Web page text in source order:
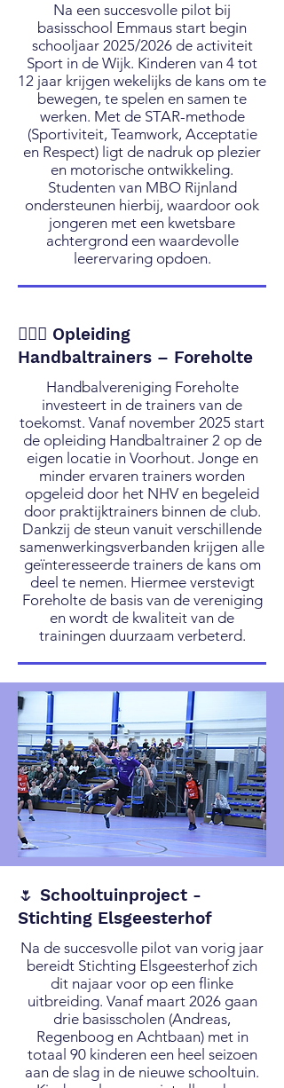
Na een succesvolle pilot bij
basisschool Emmaus start begin
schooljaar 2025/2026 de activiteit
Sport in de Wijk. Kinderen van 4 tot
12 jaar krijgen wekelijks de kans om te
bewegen, te spelen en samen te
werken. Met de STAR-methode
(Sportiviteit, Teamwork, Acceptatie
en Respect) ligt de nadruk op plezier
en motorische ontwikkeling.
Studenten van MBO Rijnland
ondersteunen hierbij, waardoor ook
jongeren met een kwetsbare
achtergrond een waardevolle
leerervaring opdoen.
🤾🏼‍♀️ Opleiding
Handbaltrainers – Foreholte
Handbalvereniging Foreholte
investeert in de trainers van de
toekomst. Vanaf november 2025 start
de opleiding Handbaltrainer 2 op de
eigen locatie in Voorhout. Jonge en
minder ervaren trainers worden
opgeleid door het NHV en begeleid
door praktijktrainers binnen de club.
Dankzij de steun vanuit verschillende
samenwerkingsverbanden krijgen alle
geïnteresseerde trainers de kans om
deel te nemen. Hiermee verstevigt
Foreholte de basis van de vereniging
en wordt de kwaliteit van de
trainingen duurzaam verbeterd.
🌷 Schooltuinproject -
Stichting Elsgeesterhof
Na de succesvolle pilot van vorig jaar
bereidt Stichting Elsgeesterhof zich
dit najaar voor op een flinke
uitbreiding. Vanaf maart 2026 gaan
drie basisscholen (Andreas,
Regenboog en Achtbaan) met in
totaal 90 kinderen een heel seizoen
aan de slag in de nieuwe schooltuin.